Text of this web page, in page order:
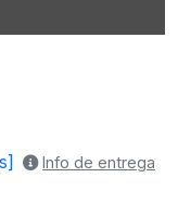
Info de entrega